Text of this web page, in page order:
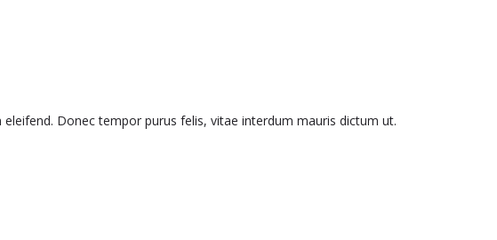
Donec tempor purus felis, vitae interdum mauris dictum ut.